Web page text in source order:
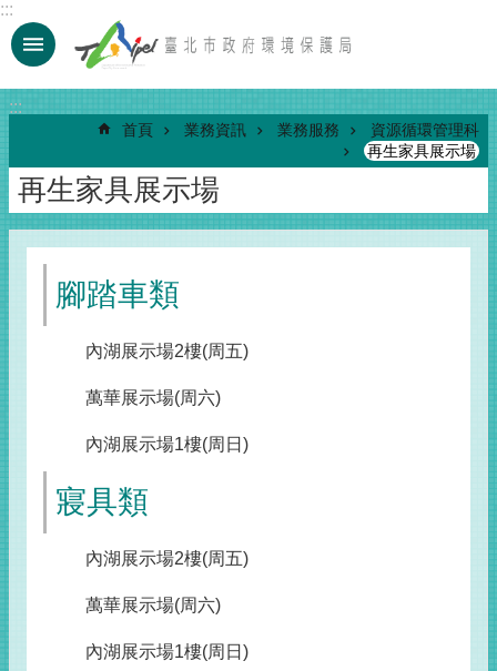
跳到主要內容區塊
:::
:::
首頁 業務資訊 業務服務
資源循環管理科
再生家具展示場
再生家具展示場
腳踏車類
內湖展示場2樓(周五)
萬華展示場(周六)
內湖展示場1樓(周日)
寢具類
內湖展示場2樓(周五)
萬華展示場(周六)
內湖展示場1樓(周日)